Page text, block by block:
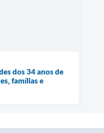
dos 34 anos de
famílias e